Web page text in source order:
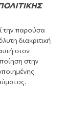
την παρούσα
διακριτική
στον
στην